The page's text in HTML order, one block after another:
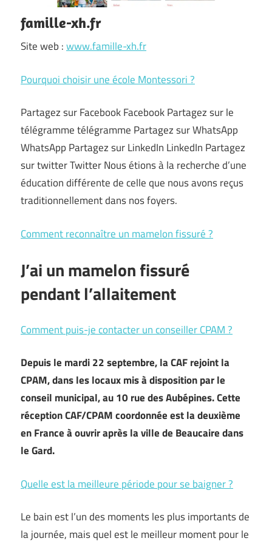
famille-xh.fr
Site web :www.famille-xh.fr
Pourquoi choisir une école Montessori ?
Partagez sur Facebook Facebook Partagez sur le
télégramme télégramme Partagez sur WhatsApp
WhatsApp Partagez sur LinkedIn LinkedIn Partagez
sur twitter Twitter Nous étions à la recherche d’une
éducation différente de celle que nous avons reçus
traditionnellement dans nos foyers.
Comment reconnaître un mamelon fissuré ?
J’ai un mamelon fissuré
pendant l’allaitement
Comment puis-je contacter un conseiller CPAM ?
Depuis le mardi 22 septembre, la CAF rejoint la
CPAM, dans les locaux mis à disposition par le
conseil municipal, au 10 rue des Aubépines. Cette
réception CAF/CPAM coordonnée est la deuxième
en France à ouvrir après la ville de Beaucaire dans
le Gard.
Quelle est la meilleure période pour se baigner ?
Le bain est l’un des moments les plus importants de
la journée, mais quel est le meilleur moment pour le